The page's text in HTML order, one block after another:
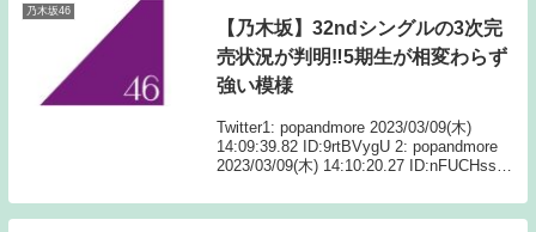
乃木坂46
【乃木坂】32ndシングルの3次完
売状況が判明‼5期生が相変わらず
強い模様
Twitter1: popandmore 2023/03/09(木)
14:09:39.82 ID:9rtBVygU 2: popandmore
2023/03/09(木) 14:10:20.27 ID:nFUCHssp0